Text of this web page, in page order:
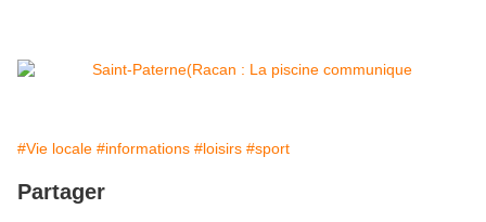
#Vie locale #informations #loisirs #sport
Partager